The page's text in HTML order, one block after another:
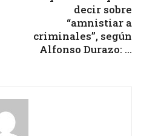
decir sobre
“amnistiar a
criminales”, según
Alfonso Durazo: ...